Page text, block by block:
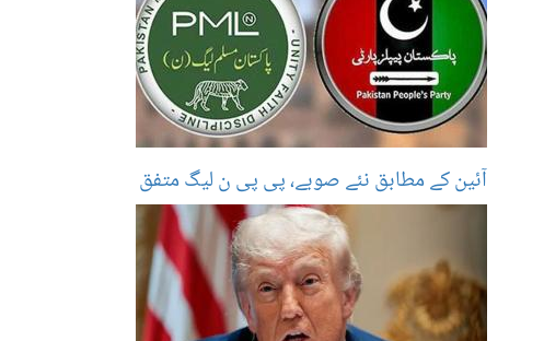
آئین کے مطابق نئے صوبے، پی پی ن لیگ متفق